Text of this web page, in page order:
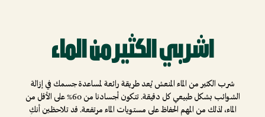
اشربي الكثير من الماء
شرب الكثير من الماء المنعش يُعد طريقة رائعة لمساعدة جسمك في إزالة
الشوائب بشكل طبيعي كل دقيقة. تتكون أجسادنا من 60% على الأقل من
الماء، لذلك من المهم الحفاظ على مستويات الماء مرتفعة. قد تلاحظين أنكِ